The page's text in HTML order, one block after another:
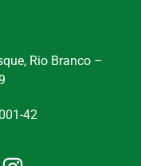
Rio Branco –
42